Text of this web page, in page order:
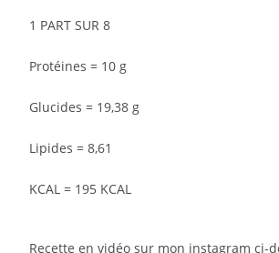
1 PART SUR 8⁣
Protéines = 10 g⁣
Glucides = 19,38 g⁣
Lipides = 8,61⁣
KCAL = 195 KCAL⁣⁣
Recette en vidéo sur mon instagram ci-